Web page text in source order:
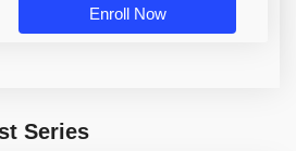
Enroll Now
Series